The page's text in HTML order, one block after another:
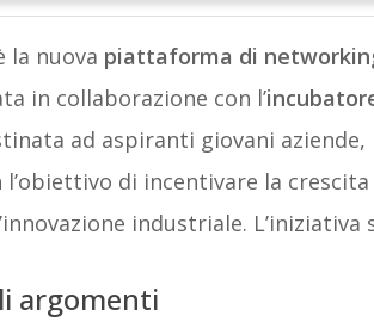
la nuova piattaforma di
in collaborazione con l’
ad aspiranti giovani
l’obiettivo di incentivare la
industriale.
argomenti